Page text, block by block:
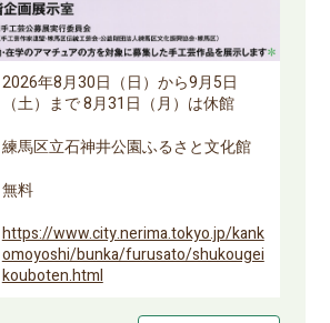
2026年8月30日（日）から9月5日
（土）まで 8月31日（月）は休館
練馬区立石神井公園ふるさと文化館
無料
https://www.city.nerima.tokyo.jp/kank
omoyoshi/bunka/furusato/shukougei
kouboten.html